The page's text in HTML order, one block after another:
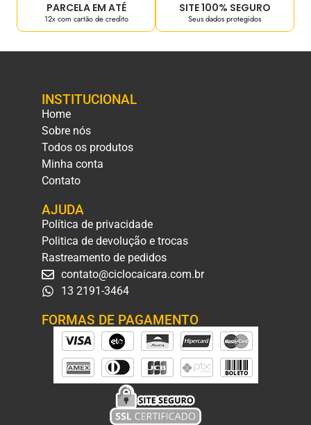
PARCELA EM ATÉ
12x com cartão de credito
SITE 100% SEGURO
Seus dados protegidos
INSTITUCIONAL
Home
Sobre nós
Todos os produtos
Minha conta
Contato
AJUDA
Política de privacidade
Politica de devolução e trocas
Rastreamento de pedidos
contato@ciclocaicara.com.br
13 2191-3464
FORMAS DE PAGAMENTO